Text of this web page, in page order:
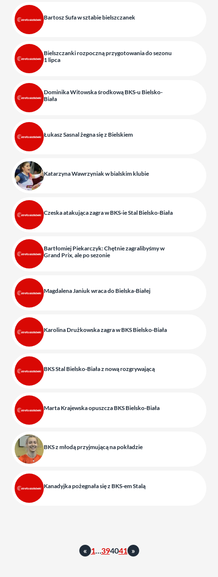
Bartosz Sufa w sztabie bielszczanek
Bielszczanki rozpoczną przygotowania do sezonu
1 lipca
Dominika Witowska środkową BKS-u Bielsko-
Biała
Łukasz Sasnal żegna się z Bielskiem
Katarzyna Wawrzyniak w bialskim klubie
Czeska atakująca zagra w BKS-ie Stal Bielsko-Biała
Bartłomiej Piekarczyk: Chętnie zagralibyśmy w
Grand Prix, ale po sezonie
Magdalena Janiuk wraca do Bielska-Białej
Karolina Drużkowska zagra w BKS Bielsko-Biała
BKS Stal Bielsko-Biała z nową rozgrywającą
Marta Krajewska opuszcza BKS Bielsko-Biała
BKS z młodą przyjmującą na pokładzie
Kanadyjka pożegnała się z BKS-em Stalą
« 1…394041 »